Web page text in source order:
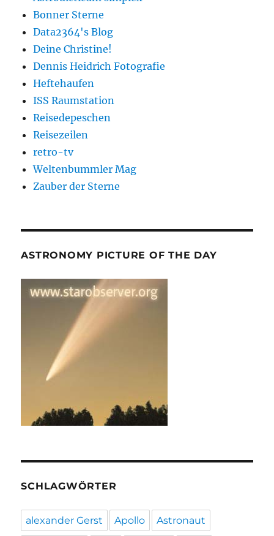
Bonner Sterne
Data2364's Blog
Deine Christine!
Dennis Heidrich Fotografie
Heftehaufen
ISS Raumstation
Reisedepeschen
Reisezeilen
retro-tv
Weltenbummler Mag
Zauber der Sterne
ASTRONOMY PICTURE OF THE DAY
SCHLAGWÖRTER
alexander Gerst Apollo Astronaut